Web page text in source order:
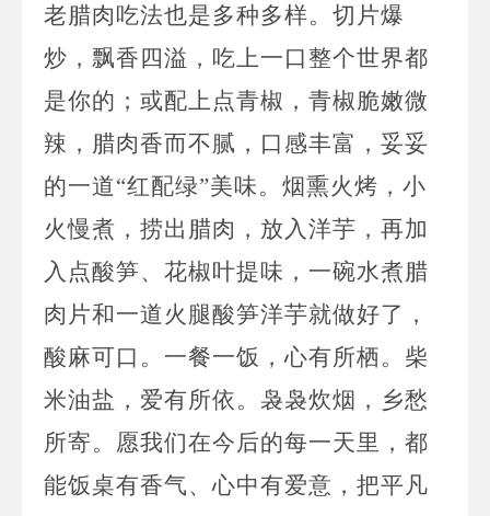
老腊肉吃法也是多种多样。切片爆
炒，飘香四溢，吃上一口整个世界都
是你的；或配上点青椒，青椒脆嫩微
辣，腊肉香而不腻，口感丰富，妥妥
的一道“红配绿”美味。烟熏火烤，小
火慢煮，捞出腊肉，放入洋芋，再加
入点酸笋、花椒叶提味，一碗水煮腊
肉片和一道火腿酸笋洋芋就做好了，
酸麻可口。一餐一饭，心有所栖。柴
米油盐，爱有所依。袅袅炊烟，乡愁
所寄。愿我们在今后的每一天里，都
能饭桌有香气、心中有爱意，把平凡